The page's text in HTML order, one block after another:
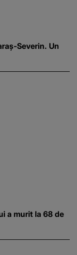
Severin. Un
a murit la 68 de